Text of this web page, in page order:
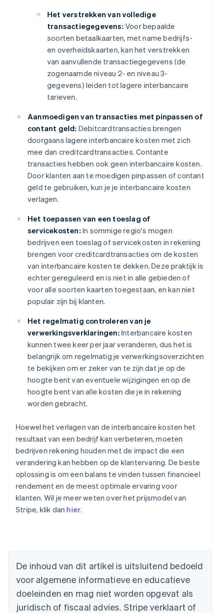
Het verstrekken van volledige
transactiegegevens: Voor bepaalde
soorten betaalkaarten, met name bedrijfs-
en overheidskaarten, kan het verstrekken
van aanvullende transactiegegevens (de
zogenaamde niveau 2- en niveau 3-
gegevens) leiden tot lagere interbancaire
tarieven.
Aanmoedigen van transacties met pinpassen of
contant geld: Debitcardtransacties brengen
doorgaans lagere interbancaire kosten met zich
mee dan creditcardtransacties. Contante
transacties hebben ook geen interbancaire kosten.
Door klanten aan te moedigen pinpassen of contant
geld te gebruiken, kun je je interbancaire kosten
verlagen.
Het toepassen van een toeslag of
servicekosten: In sommige regio's mogen
bedrijven een toeslag of servicekosten in rekening
brengen voor creditcardtransacties om de kosten
van interbancaire kosten te dekken. Deze praktijk is
echter gereguleerd en is niet in alle gebieden of
voor alle soorten kaarten toegestaan, en kan niet
populair zijn bij klanten.
Het regelmatig controleren van je
verwerkingsverklaringen: Interbancaire kosten
kunnen twee keer per jaar veranderen, dus het is
belangrijk om regelmatig je verwerkingsoverzichten
te bekijken om er zeker van te zijn dat je op de
hoogte bent van eventuele wijzigingen en op de
hoogte bent van alle kosten die je in rekening
worden gebracht.
Hoewel het verlagen van de interbancaire kosten het
resultaat van een bedrijf kan verbeteren, moeten
bedrijven rekening houden met de impact die een
verandering kan hebben op de klantervaring. De beste
oplossing is om een balans te vinden tussen financieel
rendement en de meest optimale ervaring voor
klanten. Wil je meer weten over het prijsmodel van
Stripe, klik dan hier.
De inhoud van dit artikel is uitsluitend bedoeld
voor algemene informatieve en educatieve
doeleinden en mag niet worden opgevat als
juridisch of fiscaal advies. Stripe verklaart of
Português English
Bulgarije
English
Canada
EnglishFrançais